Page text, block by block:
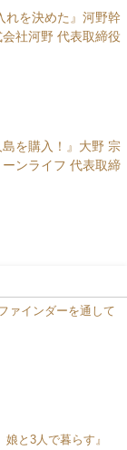
れを決めた』河野幹
社河野 代表取締役
島を購入！』大野 宗
ーンライフ 代表取締
ァインダーを通して
娘と3人で暮らす』